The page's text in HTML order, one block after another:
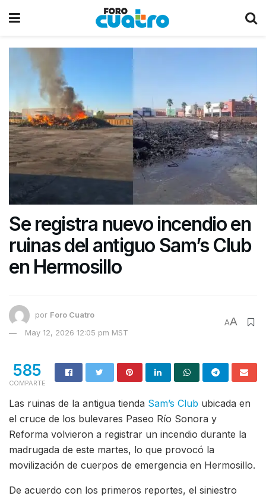
Se registra nuevo incendio en
ruinas del antiguo Sam’s Club
en Hermosillo
por Foro Cuatro
May 12, 2026 12:05 pm MST
AA
585
COMPARTE
Las ruinas de la antigua tienda Sam’s Club ubicada en
el cruce de los bulevares Paseo Río Sonora y
Reforma volvieron a registrar un incendio durante la
madrugada de este martes, lo que provocó la
movilización de cuerpos de emergencia en Hermosillo.
De acuerdo con los primeros reportes, el siniestro